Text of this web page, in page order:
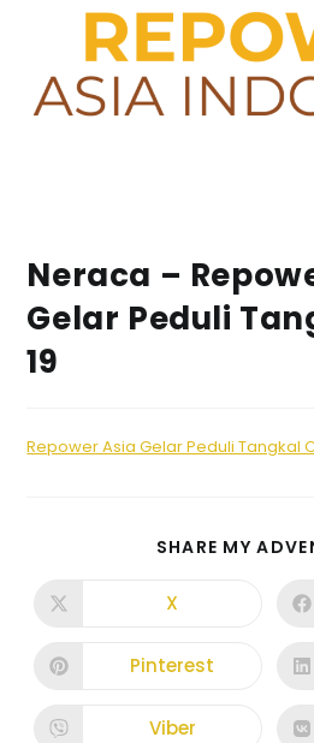
Neraca –
Gelar Peduli
19
Repower Asia Gelar Peduli Tangkal
SHARE MY
X
Pinterest
Viber